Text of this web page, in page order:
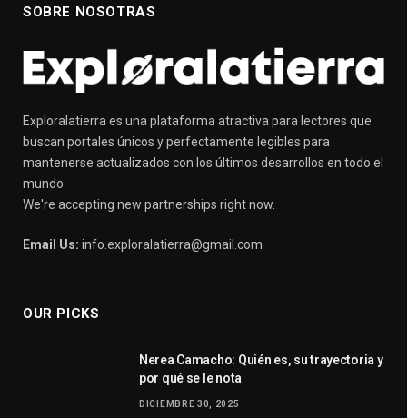
SOBRE NOSOTRAS
Exploralatierra es una plataforma atractiva para lectores que
buscan portales únicos y perfectamente legibles para
mantenerse actualizados con los últimos desarrollos en todo el
mundo.
We're accepting new partnerships right now.
Email Us: info.exploralatierra@gmail.com
OUR PICKS
Nerea Camacho: Quién es, su trayectoria y
por qué se le nota
DICIEMBRE 30, 2025